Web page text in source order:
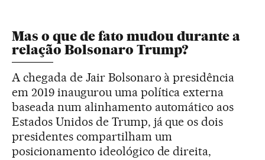
Mas o que de fato mudou durante a
relação Bolsonaro Trump?
A chegada de Jair Bolsonaro à presidência
em 2019 inaugurou uma política externa
baseada num alinhamento automático aos
Estados Unidos de Trump, já que os dois
presidentes compartilham um
posicionamento ideológico de direita,